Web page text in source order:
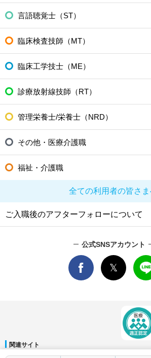
言語聴覚士（ST）
臨床検査技師（MT）
臨床工学技士（ME）
診療放射線技師（RT）
管理栄養士/栄養士（NRD）
その他・医療介護職
福祉・介護職
全ての利用者の皆さ
ご入職後のアフターフォローについて
公式SNSアカウント
関連サイト
マイナビDOCTOR│マイナビ看護師│マイナビ薬剤師│マ